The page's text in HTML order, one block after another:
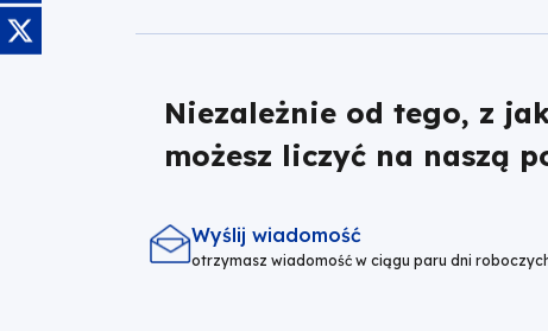
Niezależnie od tego, z
możesz liczyć na naszą
Wyślij wiadomość
otrzymasz wiadomość w ciągu paru dni
Obraz